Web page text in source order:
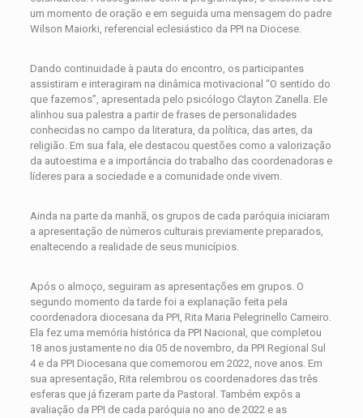
um momento de oração e em seguida uma mensagem do padre
Wilson Maiorki, referencial eclesiástico da PPI na Diocese.
Dando continuidade à pauta do encontro, os participantes
assistiram e interagiram na dinâmica motivacional “O sentido do
que fazemos”, apresentada pelo psicólogo Clayton Zanella. Ele
alinhou sua palestra a partir de frases de personalidades
conhecidas no campo da literatura, da política, das artes, da
religião. Em sua fala, ele destacou questões como a valorização
da autoestima e a importância do trabalho das coordenadoras e
líderes para a sociedade e a comunidade onde vivem.
Ainda na parte da manhã, os grupos de cada paróquia iniciaram
a apresentação de números culturais previamente preparados,
enaltecendo a realidade de seus municípios.
Após o almoço, seguiram as apresentações em grupos. O
segundo momento da tarde foi a explanação feita pela
coordenadora diocesana da PPI, Rita Maria Pelegrinello Carneiro.
Ela fez uma memória histórica da PPI Nacional, que completou
18 anos justamente no dia 05 de novembro, da PPI Regional Sul
4 e da PPI Diocesana que comemorou em 2022, nove anos. Em
sua apresentação, Rita relembrou os coordenadores das três
esferas que já fizeram parte da Pastoral. Também expôs a
avaliação da PPI de cada paróquia no ano de 2022 e as